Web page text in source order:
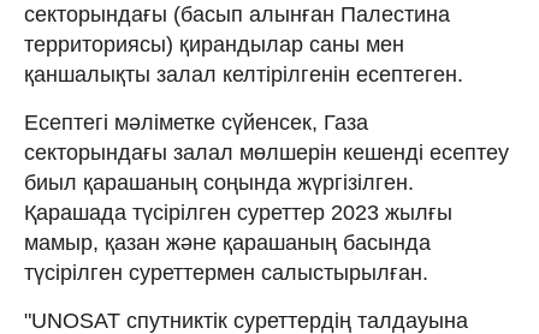
секторындағы (басып алынған Палестина
территориясы) қирандылар саны мен
қаншалықты залал келтірілгенін есептеген.
Есептегі мәліметке сүйенсек, Газа
секторындағы залал мөлшерін кешенді есептеу
биыл қарашаның соңында жүргізілген.
Қарашада түсірілген суреттер 2023 жылғы
мамыр, қазан және қарашаның басында
түсірілген суреттермен салыстырылған.
"UNOSAT спутниктік суреттердің талдауына